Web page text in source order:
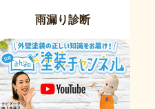
雨漏り診断